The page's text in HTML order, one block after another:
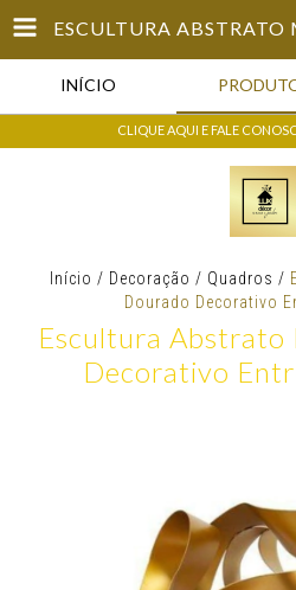
INÍCIO
CLIQUE AQUI E FALE
Início / Decoração / Quadros /
Dourado Decorativo
Escultura
Decorativo